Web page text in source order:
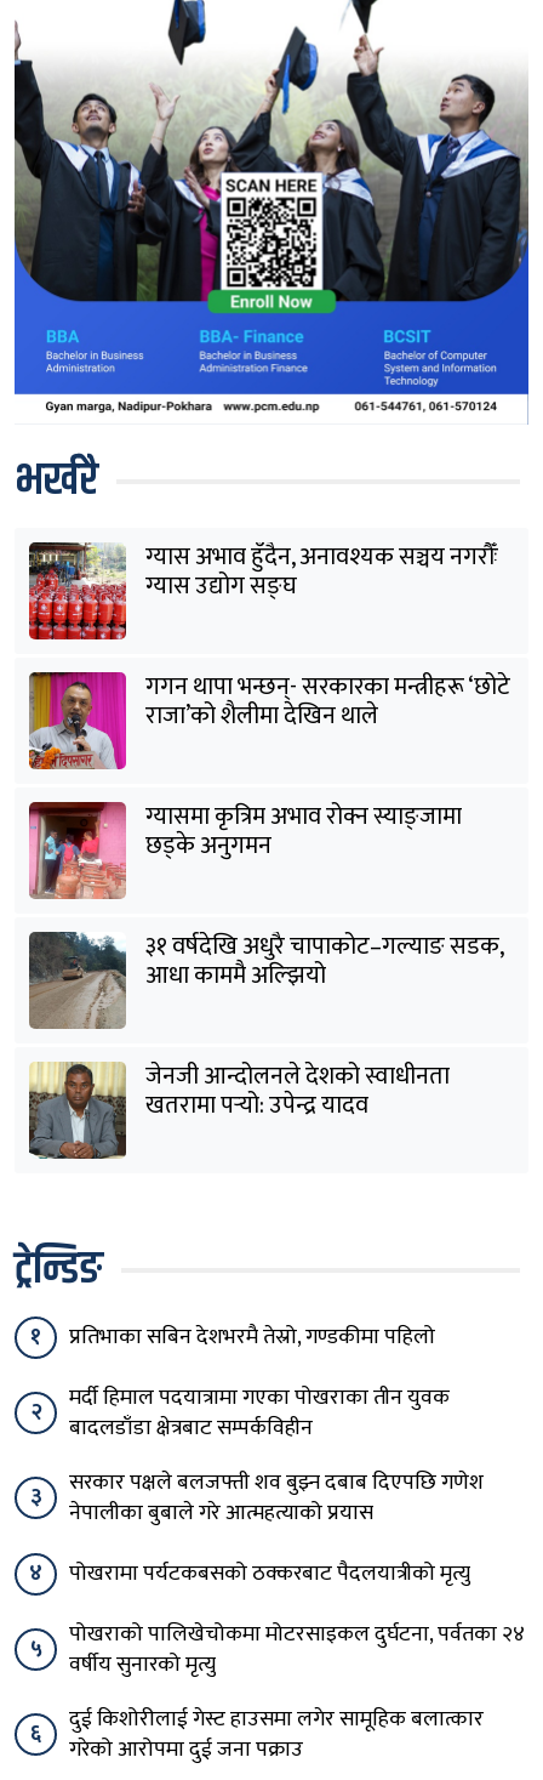
भर्खरै
ग्यास अभाव हुँदैन, अनावश्यक सञ्चय नगरौँः
ग्यास उद्योग सङ्घ
गगन थापा भन्छन्- सरकारका मन्त्रीहरू ‘छोटे
राजा’को शैलीमा देखिन थाले
ग्यासमा कृत्रिम अभाव रोक्न स्याङ्जामा
छड्के अनुगमन
३१ वर्षदेखि अधुरै चापाकोट–गल्याङ सडक,
आधा काममै अल्झियो
जेनजी आन्दोलनले देशको स्वाधीनता
खतरामा पर्‍यो: उपेन्द्र यादव
ट्रेन्डिङ
१ प्रतिभाका सबिन देशभरमै तेस्रो, गण्डकीमा पहिलो
२
मर्दी हिमाल पदयात्रामा गएका पोखराका तीन युवक
बादलडाँडा क्षेत्रबाट सम्पर्कविहीन
३
सरकार पक्षले बलजफ्ती शव बुझ्न दबाब दिएपछि गणेश
नेपालीका बुबाले गरे आत्महत्याको प्रयास
४
पोखरामा पर्यटकबसको ठक्करबाट पैदलयात्रीको मृत्यु
५
पोखराको पालिखेचोकमा मोटरसाइकल दुर्घटना, पर्वतका २४
वर्षीय सुनारको मृत्यु
६
दुई किशोरीलाई गेस्ट हाउसमा लगेर सामूहिक बलात्कार
गरेको आरोपमा दुई जना पक्राउ